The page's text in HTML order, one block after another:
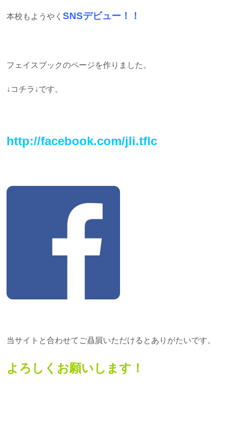
本校もようやくSNSデビュー！！
フェイスブックのページを作りました。
↓コチラ↓です。
http://facebook.com/jli.tflc
当サイトと合わせてご贔屓いただけるとありがたいです。
よろしくお願いします！